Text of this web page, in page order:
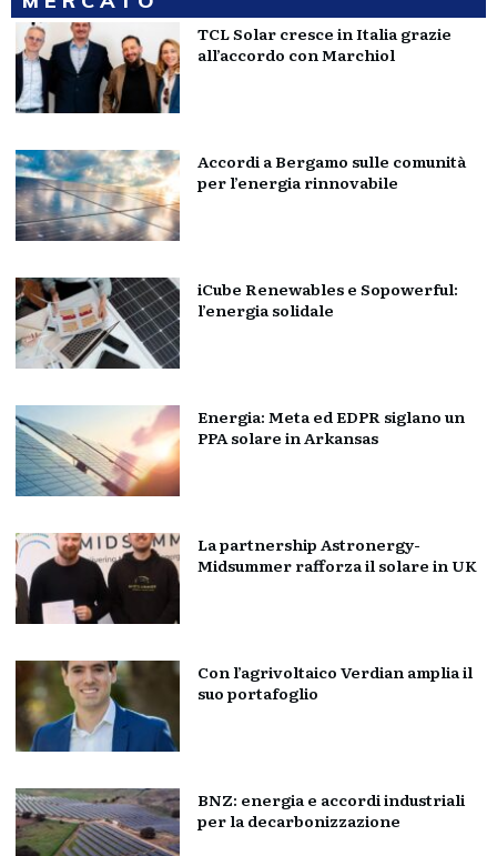
TCL Solar cresce in Italia grazie
all’accordo con Marchiol
Accordi a Bergamo sulle comunità
per l’energia rinnovabile
iCube Renewables e Sopowerful:
l’energia solidale
Energia: Meta ed EDPR siglano un
PPA solare in Arkansas
La partnership Astronergy-
Midsummer rafforza il solare in UK
Con l’agrivoltaico Verdian amplia il
suo portafoglio
BNZ: energia e accordi industriali
per la decarbonizzazione